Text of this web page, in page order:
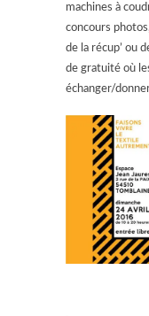
machines à
concours
de la récup’ ou
de gratuité où
échanger/